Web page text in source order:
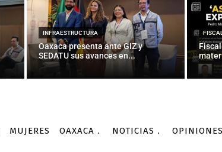
INFRAESTRUCTURA
Oaxaca presenta ante GIZ y
SEDATU sus avances en...
MUJERES OAXACA NOTICIAS OPINIONES